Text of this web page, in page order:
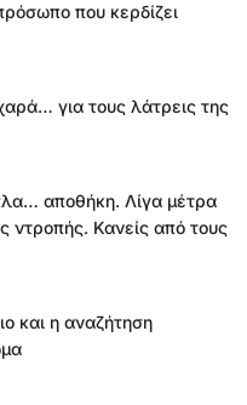
που κερδίζει
για τους λάτρεις της
αποθήκη. Λίγα μέτρα
ντροπής. Κανείς από τους
και η αναζήτηση